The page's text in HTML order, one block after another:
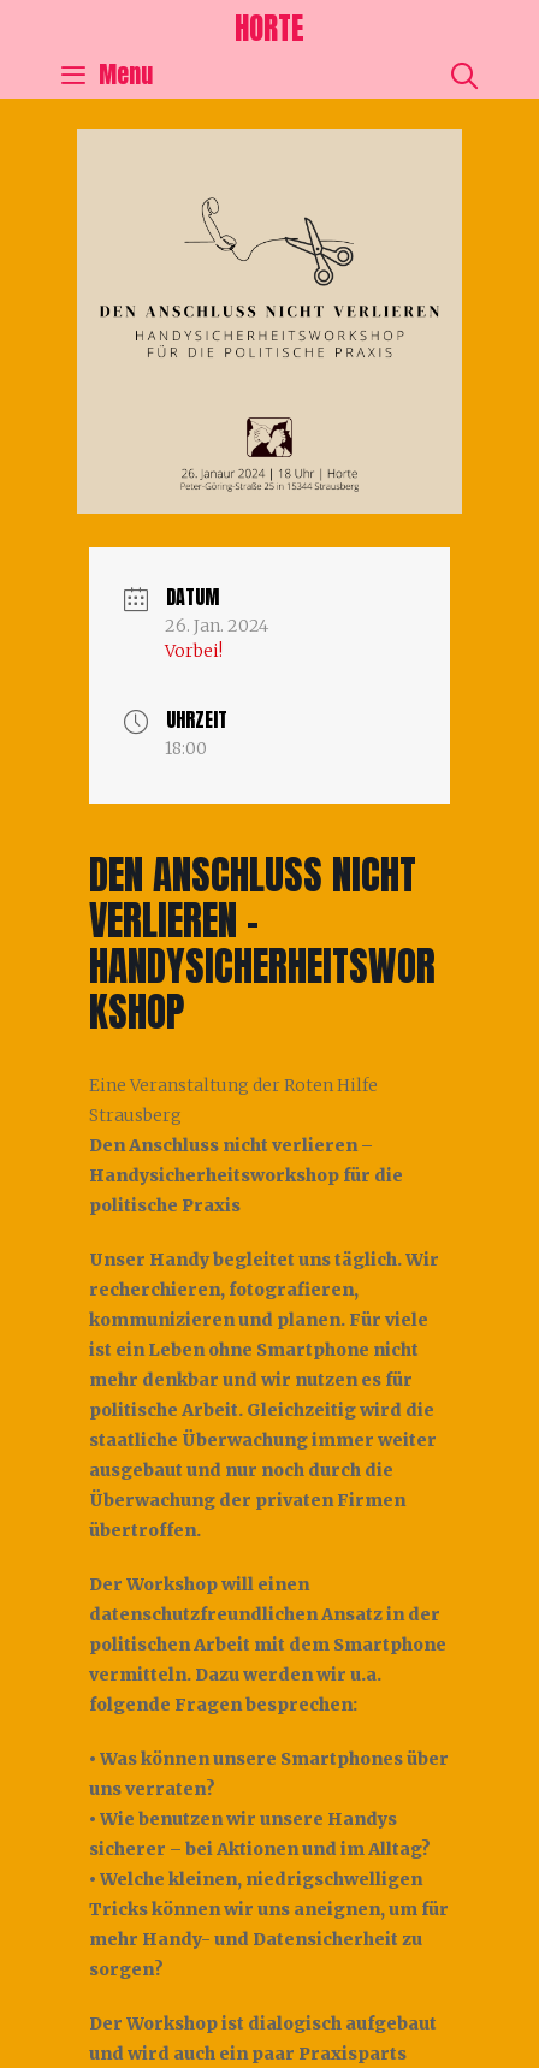
HORTE
Menu
DATUM
26. Jan. 2024
Vorbei!
UHRZEIT
18:00
DEN ANSCHLUSS NICHT
VERLIEREN –
HANDYSICHERHEITSWOR
KSHOP
Eine Veranstaltung der Roten Hilfe
Strausberg
Den Anschluss nicht verlieren –
Handysicherheitsworkshop für die
politische Praxis
Unser Handy begleitet uns täglich. Wir
recherchieren, fotografieren,
kommunizieren und planen. Für viele
ist ein Leben ohne Smartphone nicht
mehr denkbar und wir nutzen es für
politische Arbeit. Gleichzeitig wird die
staatliche Überwachung immer weiter
ausgebaut und nur noch durch die
Überwachung der privaten Firmen
übertroffen.
Der Workshop will einen
datenschutzfreundlichen Ansatz in der
politischen Arbeit mit dem Smartphone
vermitteln. Dazu werden wir u.a.
folgende Fragen besprechen:
• Was können unsere Smartphones über
uns verraten?
• Wie benutzen wir unsere Handys
sicherer – bei Aktionen und im Alltag?
• Welche kleinen, niedrigschwelligen
Tricks können wir uns aneignen, um für
mehr Handy- und Datensicherheit zu
sorgen?
Der Workshop ist dialogisch aufgebaut
und wird auch ein paar Praxisparts